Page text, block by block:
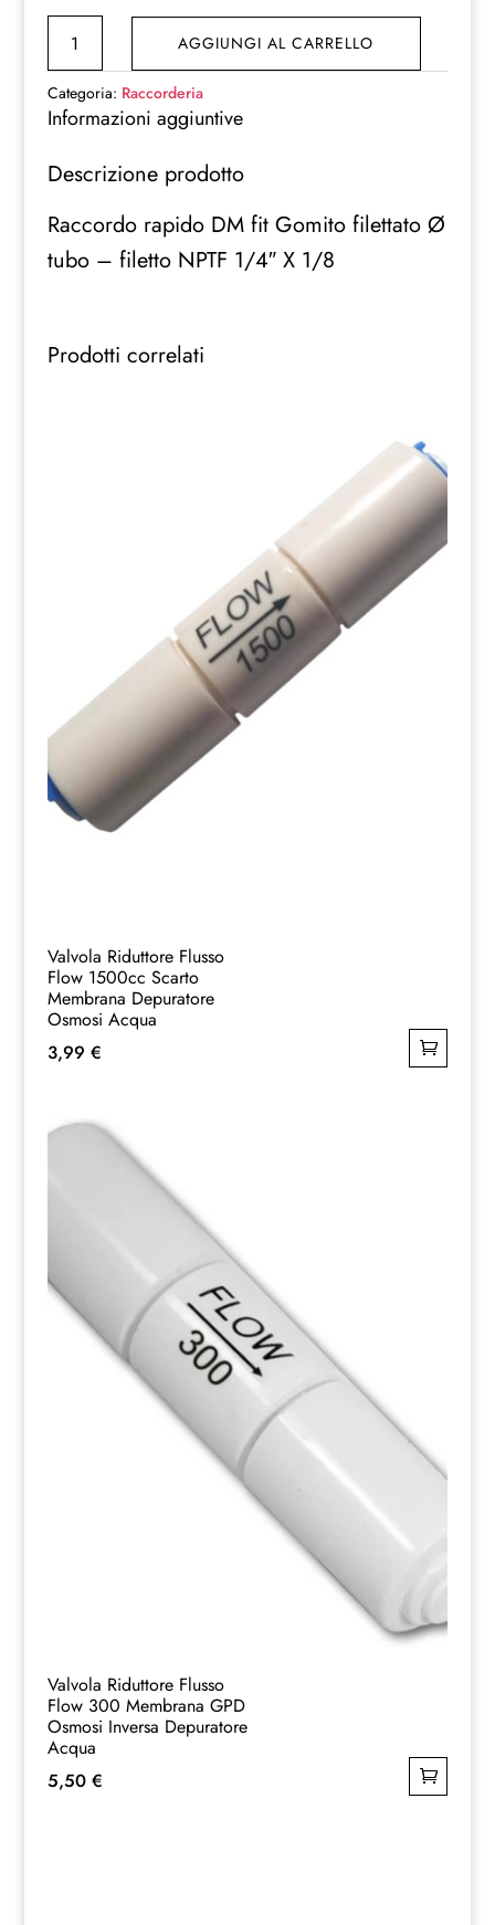
Rapido
Dm
Fit
Filettato
Tubo
-
1/4"
AGGIUNGI AL CARRELLO
Categoria: Raccorderia
Informazioni aggiuntive
Descrizione prodotto
Raccordo rapido DM fit Gomito filettato Ø
tubo – filetto NPTF 1/4″ X 1/8
Prodotti correlati
Valvola Riduttore Flusso
Flow 1500cc Scarto
Membrana Depuratore
Osmosi Acqua
3,99 €
Valvola Riduttore Flusso
Flow 300 Membrana GPD
Osmosi Inversa Depuratore
Acqua
5,50 €